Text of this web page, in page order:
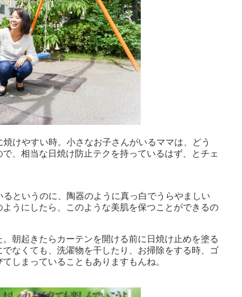
けやすい時。小さなお子さんがいるママは、どう
、相当な日焼け防止テクを持っているはず、とチェ
というのに、陶器のように真っ白でうらやましい
うにしたら、このような美肌を保つことができるの
朝起きたらカーテンを開ける前に日焼け止めを塗る
なくても、洗濯物を干したり、お掃除をする時、ゴ
しまっていることもありますもんね。